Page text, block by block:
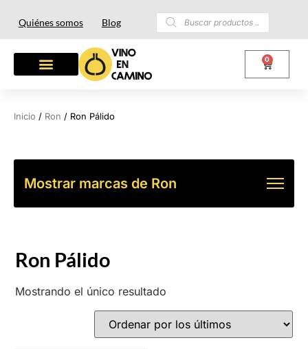
Quiénes somos Blog
0
Inicio / Ron / Ron Pálido
Mostrar marcas de Ron
Ron Pálido
Mostrando el único resultado